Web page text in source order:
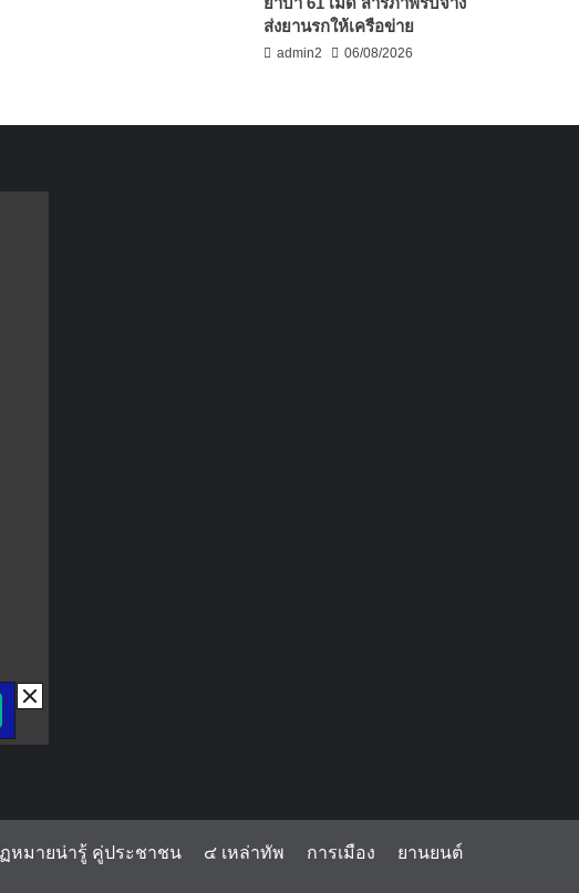
ส่งยานรกให้เครือข่าย
admin2 06/08/2026
หมายน่ารู้ คู่ประชาชน ๔ เหล่าทัพ การเมือง
ยานยนต์